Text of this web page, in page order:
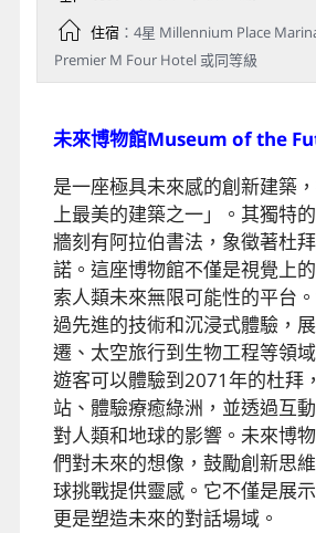
住宿：4星 Millennium Place
Premier M Four Hotel 或同等級
未來博物館Museum of the
是一座極具未來感的創新建築
上最美的建築之一」。其獨特
牆刻有阿拉伯書法，象徵著杜
諾。這座博物館不僅是視覺上
索人類未來無限可能性的平台
過先進的技術和沉浸式體驗，
遷、太空旅行到生物工程等領
遊客可以體驗到2071年的杜拜
站、體驗療癒綠洲，並透過互
對人類和地球的影響。未來博
們對未來的想像，鼓勵創新思
球挑戰提供靈感。它不僅是展
更是塑造未來的對話場域。